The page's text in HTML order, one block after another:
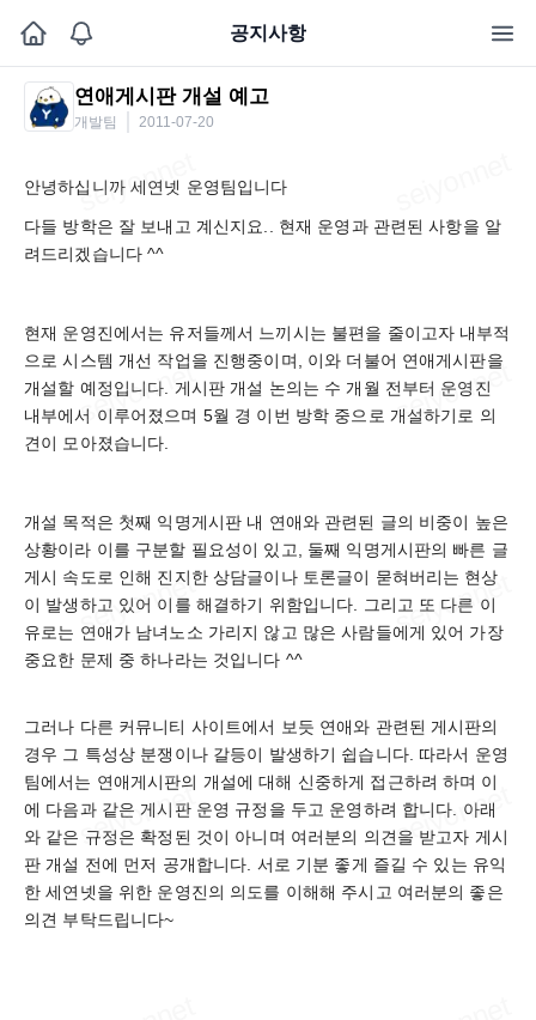
공지사항
연애게시판 개설 예고
개발팀 2011-07-20
안녕하십니까 세연넷 운영팀입니다
다들 방학은 잘 보내고 계신지요.. 현재 운영과 관련된 사항을 알
려드리겠습니다 ^^
현재 운영진에서는 유저들께서 느끼시는 불편을 줄이고자 내부적
으로 시스템 개선 작업을 진행중이며, 이와 더불어 연애게시판을
개설할 예정입니다. 게시판 개설 논의는 수 개월 전부터 운영진
내부에서 이루어졌으며 5월 경 이번 방학 중으로 개설하기로 의
견이 모아졌습니다.
개설 목적은 첫째 익명게시판 내 연애와 관련된 글의 비중이 높은
상황이라 이를 구분할 필요성이 있고, 둘째 익명게시판의 빠른 글
게시 속도로 인해 진지한 상담글이나 토론글이 묻혀버리는 현상
이 발생하고 있어 이를 해결하기 위함입니다. 그리고 또 다른 이
유로는 연애가 남녀노소 가리지 않고 많은 사람들에게 있어 가장
중요한 문제 중 하나라는 것입니다 ^^
그러나 다른 커뮤니티 사이트에서 보듯 연애와 관련된 게시판의
경우 그 특성상 분쟁이나 갈등이 발생하기 쉽습니다. 따라서 운영
팀에서는 연애게시판의 개설에 대해 신중하게 접근하려 하며 이
에 다음과 같은 게시판 운영 규정을 두고 운영하려 합니다. 아래
와 같은 규정은 확정된 것이 아니며 여러분의 의견을 받고자 게시
판 개설 전에 먼저 공개합니다. 서로 기분 좋게 즐길 수 있는 유익
한 세연넷을 위한 운영진의 의도를 이해해 주시고 여러분의 좋은
의견 부탁드립니다~